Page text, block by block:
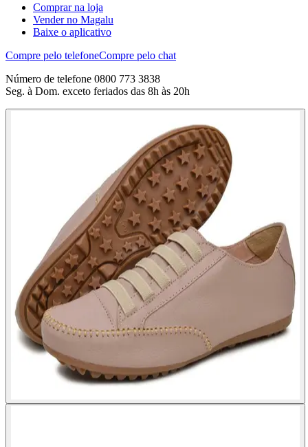
Comprar na loja
Vender no Magalu
Baixe o aplicativo
Compre pelo telefoneCompre pelo chat
Número de telefone 0800 773 3838
Seg. à Dom. exceto feriados das 8h às 20h